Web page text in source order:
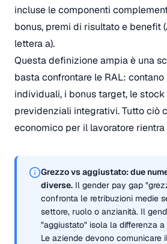
incluse le componenti
bonus, premi di risultato e benefit
lettera a).
Questa definizione ampia è una
basta confrontare le RAL:
individuali, i bonus target, le
previdenziali integrativi. Tutto ciò
economico per il lavoratore
Grezzo vs aggiustato: due
diverse. Il gender pay gap
confronta le retribuzioni medie
settore, ruolo o anzianità. Il
"aggiustato" isola la differenza
Le aziende devono comunicare